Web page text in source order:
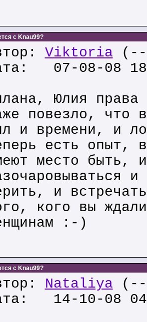
с Knau99?
Viktoria
07-08-08
Юлия
повезло, что
и времени, и
есть опыт,
место быть,
и
кого вы
:-)
с Knau99?
Nataliya
14-10-08